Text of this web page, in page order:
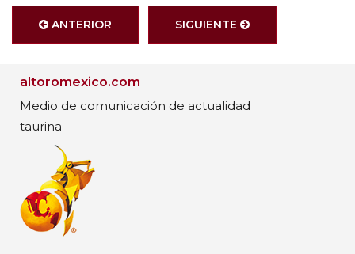
ANTERIOR SIGUIENTE
altoromexico.com
Medio de comunicación de actualidad
taurina